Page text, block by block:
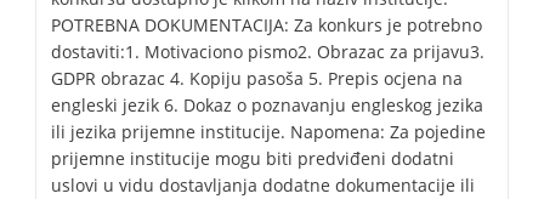
POTREBNA DOKUMENTACIJA: Za konkurs je potrebno
dostaviti:1. Motivaciono pismo2. Obrazac za prijavu3.
GDPR obrazac 4. Kopiju pasoša 5. Prepis ocjena na
engleski jezik 6. Dokaz o poznavanju engleskog jezika
ili jezika prijemne institucije. Napomena: Za pojedine
prijemne institucije mogu biti predviđeni dodatni
uslovi u vidu dostavljanja dodatne dokumentacije ili